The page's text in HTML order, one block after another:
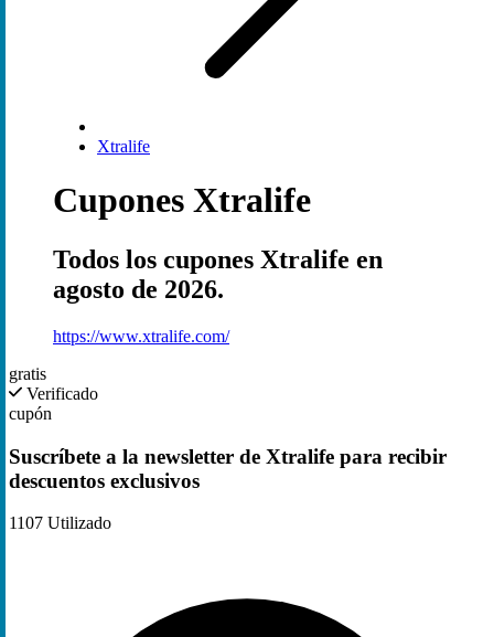
Xtralife
Cupones Xtralife
Todos los cupones Xtralife en
agosto de 2026.
https://www.xtralife.com/
gratis
Verificado
cupón
Suscríbete a la newsletter de Xtralife para recibir
descuentos exclusivos
1107 Utilizado